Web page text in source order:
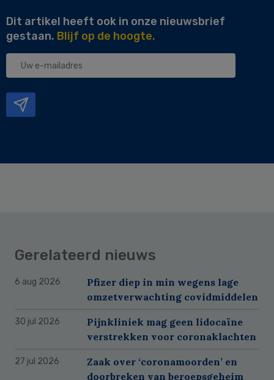
Dit artikel heeft ook in onze nieuwsbrief
gestaan. Blijf op de hoogte.
Uw
Gerelateerd nieuws
6 aug 2026
Pfizer diep in min wegens lage
omzetverwachting covidmiddelen
30 jul 2026
Pijnkliniek mag geen lidocaïne
verstrekken voor coronaklachten
27 jul 2026
Zaak over ‘coronamoorden’ en
doorbreken van beroepsgeheim